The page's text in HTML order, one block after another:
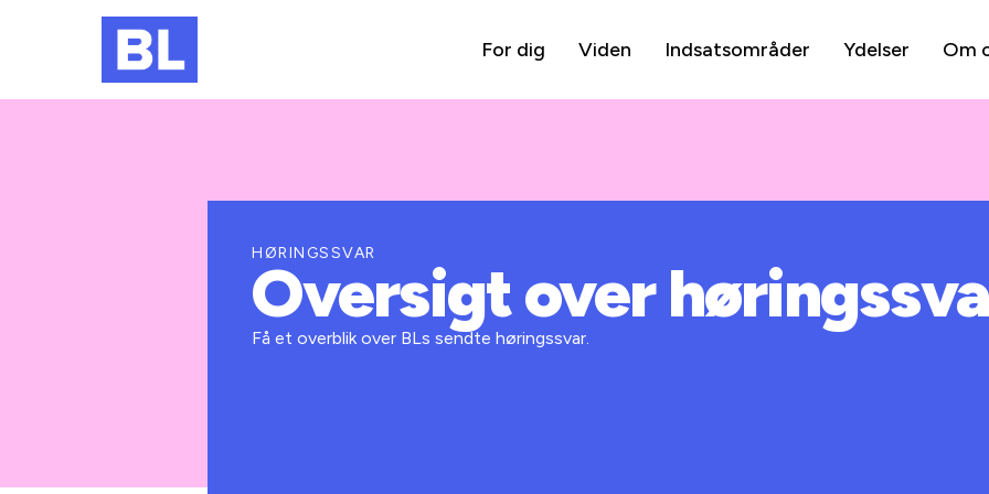
For dig Viden Indsatsområder Ydelser Om
HØRINGSSVAR
Oversigt over
Få et overblik over BLs sendte høringssvar.